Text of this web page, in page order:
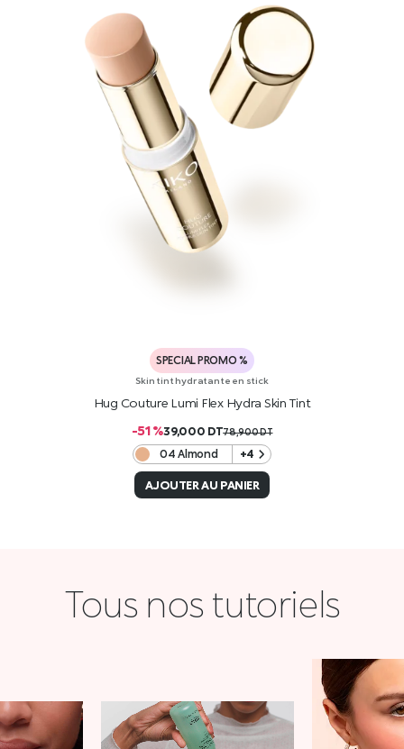
SPECIAL PROMO %
Skin tint hydratante en stick
Hug Couture Lumi Flex Hydra Skin Tint
-51 %39,000 DT78,900DT
04 Almond +4
AJOUTER AU PANIER
Tous nos tutoriels